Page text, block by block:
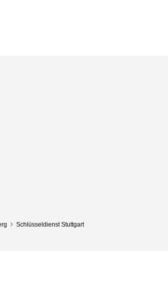
Schlüsseldienst Stuttgart